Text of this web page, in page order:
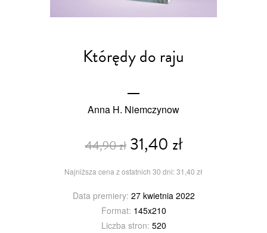
Którędy do raju
Anna H. Niemczynow
44,90 zł31,40 zł
Najniższa cena z ostatnich 30 dni: 31,40 zł
Data premiery: 27 kwietnia 2022
Format: 145x210
Liczba stron: 520